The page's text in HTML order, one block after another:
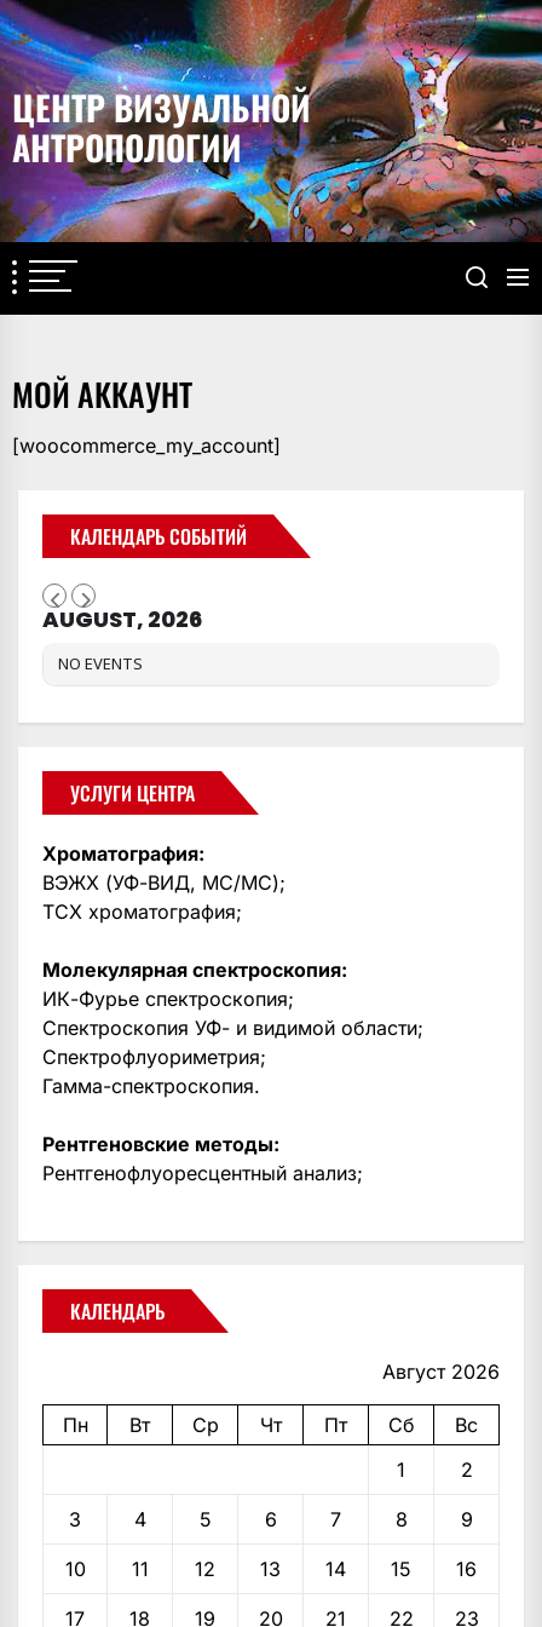
Перейти
к
содержимому
ЦЕНТР ВИЗУАЛЬНОЙ
АНТРОПОЛОГИИ
МОЙ АККАУНТ
[woocommerce_my_account]
КАЛЕНДАРЬ СОБЫТИЙ
AUGUST, 2026
NO EVENTS
УСЛУГИ ЦЕНТРА
Хроматография:
ВЭЖХ (УФ-ВИД, МС/МС);
ТСХ хроматография;
Молекулярная спектроскопия:
ИК-Фурье спектроскопия;
Спектроскопия УФ- и видимой области;
Спектрофлуориметрия;
Гамма-спектроскопия.
Рентгеновские методы:
Рентгенофлуоресцентный анализ;
КАЛЕНДАРЬ
Август 2026
Пн Вт Ср Чт Пт Сб
Вс
1
2
3 4 5 6 7 8 9
10 11 12 13 14 15 16
17 18 19 20 21 22 23